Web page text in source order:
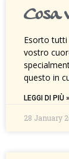
Cosa
Esorto tutti
vostro
questo in
LEGGI DI PIÙ »
28 January